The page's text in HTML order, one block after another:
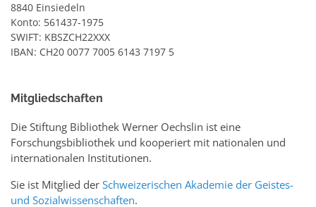
8840 Einsiedeln
Konto: 561437-1975
SWIFT: KBSZCH22XXX
IBAN: CH20 0077 7005 6143 7197 5
Mitgliedschaften
Die Stiftung Bibliothek Werner Oechslin ist eine
Forschungsbibliothek und kooperiert mit nationalen und
internationalen Institutionen.
Sie ist Mitglied der Schweizerischen Akademie der Geistes-
und Sozialwissenschaften.